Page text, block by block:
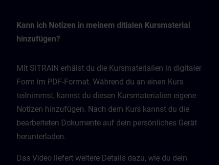
Kann ich Notizen in meinem ditialen Kursmaterial
hinzufügen?
Mit SITRAIN erhälst du die Kursmaterialien in digitaler
Form im PDF-Format. Während du an einen Kurs
teilnimmst, kannst du diesen Kursmaterialien eigene
Notizen hinzufügen. Nach dem Kurs kannst du die
bearbeiteten Dokumente auf dein persönliches Gerät
herunterladen.
Das Video liefert weitere Details dazu, wie du dein